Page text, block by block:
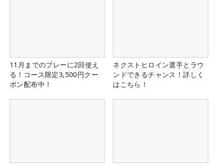
11月までのプレーに2回使え
る！コース限定3,500円クー
ポン配布中！
ネクストヒロイン選手とラウ
ンドできるチャンス！詳しく
はこちら！